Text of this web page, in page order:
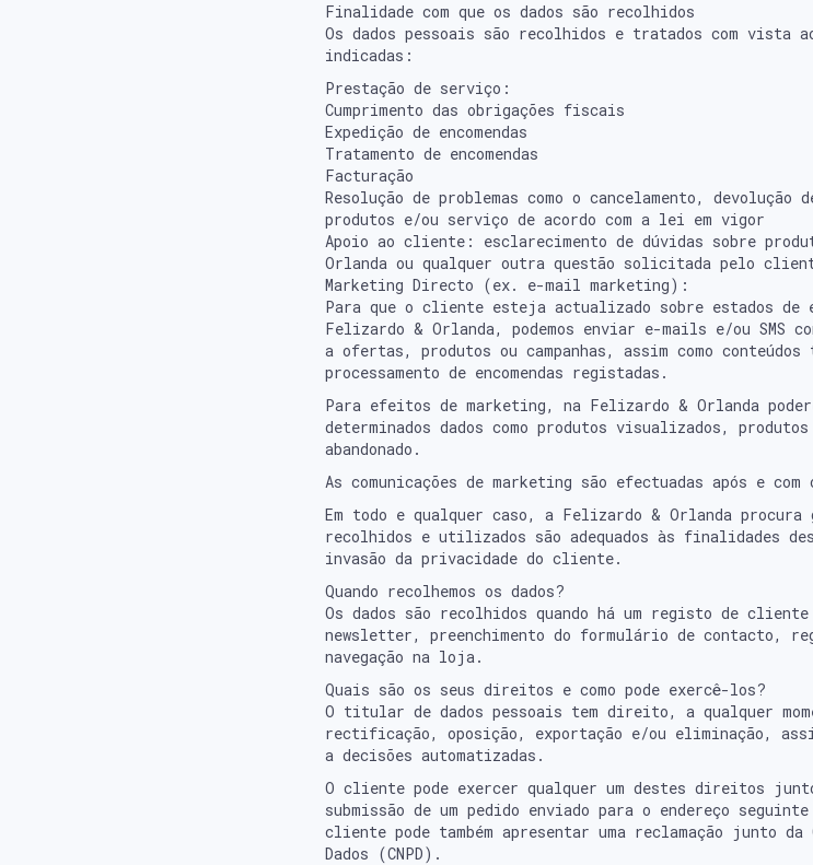
Finalidade com que os dados são recolhidos
Os dados pessoais são recolhidos e tratados com vista
indicadas:
Prestação de serviço:
Cumprimento das obrigações fiscais
Expedição de encomendas
Tratamento de encomendas
Facturação
Resolução de problemas como o cancelamento,
produtos e/ou serviço de acordo com a lei em vigor
Apoio ao cliente: esclarecimento de dúvidas sobre
Orlanda ou qualquer outra questão solicitada pelo
Marketing Directo (ex. e-mail marketing):
Para que o cliente esteja actualizado sobre estados de
Felizardo & Orlanda, podemos enviar e-mails e/ou SMS
a ofertas, produtos ou campanhas, assim como
processamento de encomendas registadas.
Para efeitos de marketing, na Felizardo & Orlanda
determinados dados como produtos visualizados,
abandonado.
As comunicações de marketing são efectuadas após e
Em todo e qualquer caso, a Felizardo & Orlanda
recolhidos e utilizados são adequados às finalidades
invasão da privacidade do cliente.
Quando recolhemos os dados?
Os dados são recolhidos quando há um registo de
newsletter, preenchimento do formulário de contacto,
navegação na loja.
Quais são os seus direitos e como pode exercê-los?
O titular de dados pessoais tem direito, a qualquer
rectificação, oposição, exportação e/ou eliminação,
a decisões automatizadas.
O cliente pode exercer qualquer um destes direitos
submissão de um pedido enviado para o endereço
cliente pode também apresentar uma reclamação junto da
Dados (CNPD).